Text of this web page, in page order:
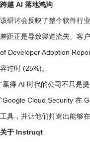
跨越 AI 落地鸿沟
该研讨会反映了整个软件行
差距正是导致渠道流失、客
of Developer Adoption
容过时 (25%)。
“赢得 AI 时代的公司不只是
“Google Cloud Security 在
工具，并让他们打造出能够
关于 Instruqt